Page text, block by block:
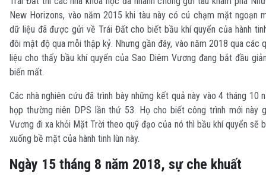
New Horizons, vào năm 2015 khi tàu này có cú chạm mặt ngoạn
dữ liệu đã được gửi về Trái Đất cho biết bầu khí quyển của hành
đôi mật độ qua mỗi thập kỷ. Nhưng gần đây, vào năm 2018 qua các
liệu cho thấy bầu khí quyển của Sao Diêm Vương đang bắt đầu
biến mất.
Các nhà nghiên cứu đã trình bày những kết quả này vào 4 tháng 10
họp thường niên DPS lần thứ 53. Họ cho biết công trình mới này
Vương đi xa khỏi Mặt Trời theo quỹ đạo của nó thì bầu khí quyển sẽ
xuống bề mặt của hành tinh lùn này.
Ngày 15 tháng 8 năm 2018, sự che khuất